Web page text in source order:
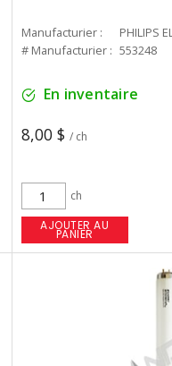
Manufacturier :
PHILIPS
# Manufacturier : 553248
En inventaire
8,00 $ / ch
ch
AJOUTER AU
PANIER